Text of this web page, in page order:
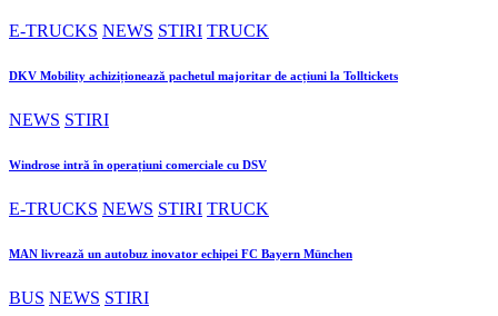
E-TRUCKS NEWS STIRI TRUCK
DKV Mobility achiziționează pachetul majoritar de acțiuni la Tolltickets
NEWS STIRI
Windrose intră în operațiuni comerciale cu DSV
E-TRUCKS NEWS STIRI TRUCK
MAN livrează un autobuz inovator echipei FC Bayern München
BUS NEWS STIRI